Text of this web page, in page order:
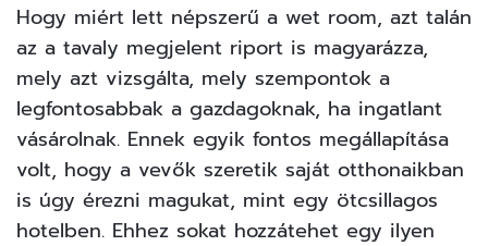
Hogy miért lett népszerű a wet room, azt talán
az a tavaly megjelent riport is magyarázza,
mely azt vizsgálta, mely szempontok a
legfontosabbak a gazdagoknak, ha ingatlant
vásárolnak. Ennek egyik fontos megállapítása
volt, hogy a vevők szeretik saját otthonaikban
is úgy érezni magukat, mint egy ötcsillagos
hotelben. Ehhez sokat hozzátehet egy ilyen